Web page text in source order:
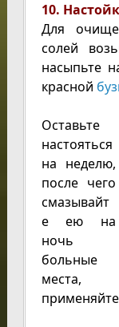
10.
Для
солей
насыпьте
красной
Оставьте
настояться
на неделю,
после чего
смазывайт
е ею на
ночь
больные
места,